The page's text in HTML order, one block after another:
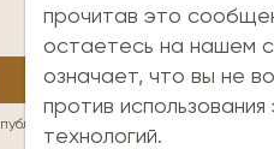
Подписаться
публичной офертой
прочитав это
остаетесь на нашем
означает, что вы не
против использования
технологий.